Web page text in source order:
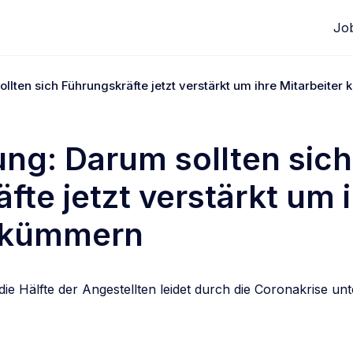
sich Führungskräfte jetzt verstärkt um ihre Mitarbeiter
Darum sollten sich
jetzt verstärkt um
Hälfte der Angestellten leidet durch die Coronakrise